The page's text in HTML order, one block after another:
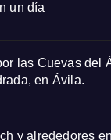
un día
las Cuevas del
en Ávila.
y alrededores